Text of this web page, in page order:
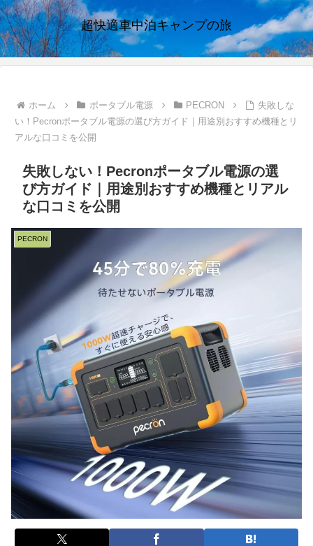
超快適車中泊キャンプの旅
ホーム ポータブル電源 PECRON
失敗しな
い！Pecronポータブル電源の選び方ガイド｜用途別おすすめ機種とリ
アルな口コミを公開
失敗しない！Pecronポータブル電源の選
び方ガイド｜用途別おすすめ機種とリアル
な口コミを公開
PECRON